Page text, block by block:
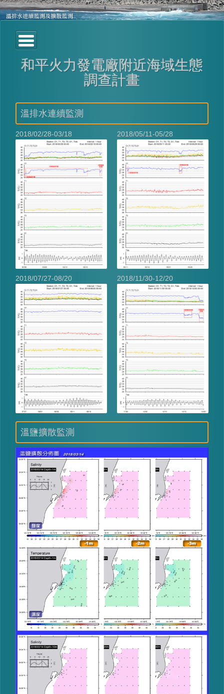
和平火力發電廠附近海域生態
調查計畫
溫排水連續監測
2018/02/28-03/18 2018/05/11-05/28
2018/07/27-08/20 2018/11/30-12/20
溫鹽擴散監測